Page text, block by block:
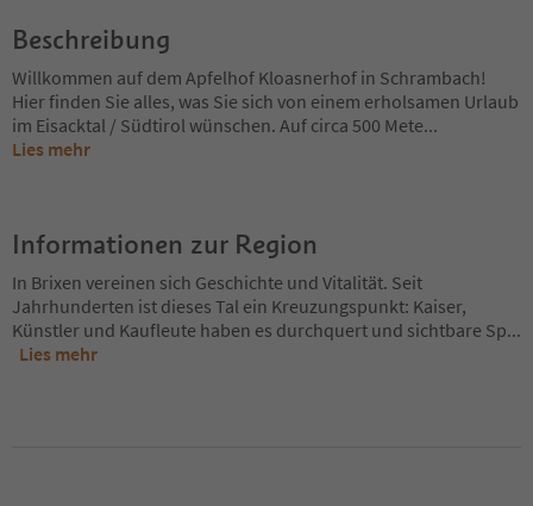
Beschreibung
Willkommen auf dem Apfelhof Kloasnerhof in Schrambach!
Hier finden Sie alles, was Sie sich von einem erholsamen Urlaub
im Eisacktal / Südtirol wünschen. Auf circa 500 Mete...
Lies mehr
Informationen zur Region
In Brixen vereinen sich Geschichte und Vitalität. Seit
Jahrhunderten ist dieses Tal ein Kreuzungspunkt: Kaiser,
Künstler und Kaufleute haben es durchquert und sichtbare Sp...
Lies mehr